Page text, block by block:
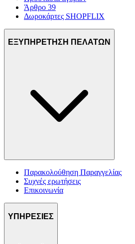
Άρθρο 39
Δωροκάρτες SHOPFLIX
ΕΞΥΠΗΡΕΤΗΣΗ ΠΕΛΑΤΩΝ
Παρακολούθηση Παραγγελίας
Συχνές ερωτήσεις
Επικοινωνία
ΥΠΗΡΕΣΙΕΣ